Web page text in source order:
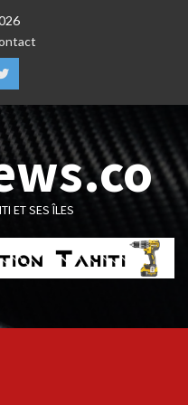
Twitter
ET SES ÎLES